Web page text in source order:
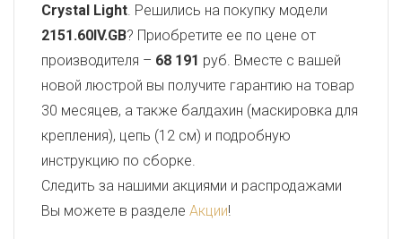
Crystal Light. Решились на покупку модели
2151.60IV.GB? Приобретите ее по цене от
производителя – 68 191 руб. Вместе с вашей
новой люстрой вы получите гарантию на товар
30 месяцев, а также балдахин (маскировка для
крепления), цепь (12 см) и подробную
инструкцию по сборке.
Следить за нашими акциями и распродажами
Вы можете в разделе Акции!